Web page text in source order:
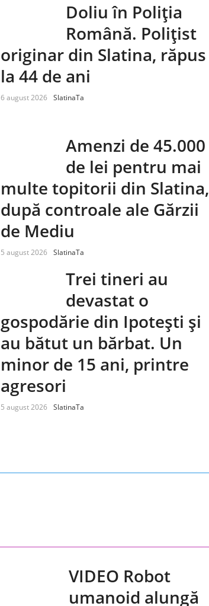
Doliu în Poliția
Română. Polițist
originar din Slatina, răpus
la 44 de ani
6 august 2026 SlatinaTa
Amenzi de 45.000
de lei pentru mai
multe topitorii din Slatina,
după controale ale Gărzii
de Mediu
5 august 2026 SlatinaTa
Trei tineri au
devastat o
gospodărie din Ipotești și
au bătut un bărbat. Un
minor de 15 ani, printre
agresori
5 august 2026 SlatinaTa
VIDEO Robot
umanoid alungă